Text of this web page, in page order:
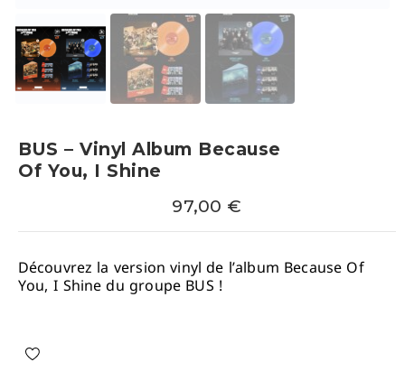
BUS – Vinyl Album Because
Of You, I Shine
97,00 €
Découvrez la version vinyl de l’album Because Of
You, I Shine du groupe BUS !